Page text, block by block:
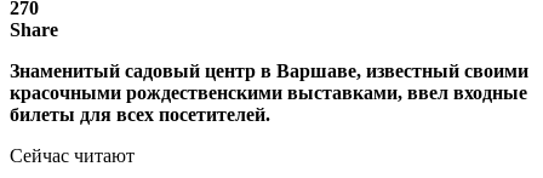
270
Share
Знаменитый садовый центр в Варшаве, известный своими
красочными рождественскими выставками, ввел входные
билеты для всех посетителей.
Сейчас читают